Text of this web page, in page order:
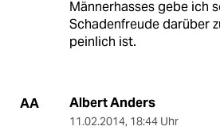
Männerhasses gebe ich
Schadenfreude darüber
peinlich ist.
AA Albert Anders
11.02.2014, 18:44 Uhr